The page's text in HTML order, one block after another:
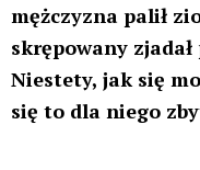
mężczyzna palił
skrępowany
Niestety, jak się
się to dla niego